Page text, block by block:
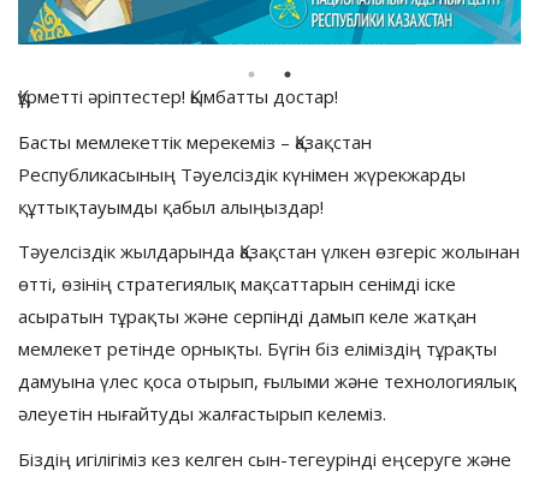
Құрметті әріптестер! Қымбатты достар!
Басты мемлекеттік мерекеміз – Қазақстан
Республикасының Тәуелсіздік күнімен жүрекжарды
құттықтауымды қабыл алыңыздар!
Тәуелсіздік жылдарында Қазақстан үлкен өзгеріс жолынан
өтті, өзінің стратегиялық мақсаттарын сенімді іске
асыратын тұрақты және серпінді дамып келе жатқан
мемлекет ретінде орнықты. Бүгін біз еліміздің тұрақты
дамуына үлес қоса отырып, ғылыми және технологиялық
әлеуетін нығайтуды жалғастырып келеміз.
Біздің игілігіміз кез келген сын-тегеурінді еңсеруге және